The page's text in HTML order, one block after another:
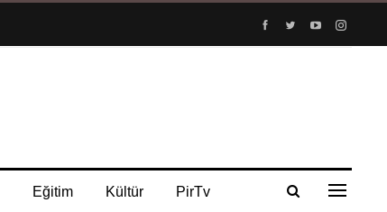
Eğitim Kültür PirTv